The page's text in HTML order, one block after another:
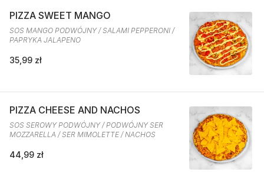
PIZZA SWEET MANGO
SOS MANGO PODWÓJNY / SALAMI PEPPERONI /
PAPRYKA JALAPENO
35,99 zł
PIZZA CHEESE AND NACHOS
SOS SEROWY PODWÓJNY / PODWÓJNY SER
MOZZARELLA / SER MIMOLETTE / NACHOS
44,99 zł